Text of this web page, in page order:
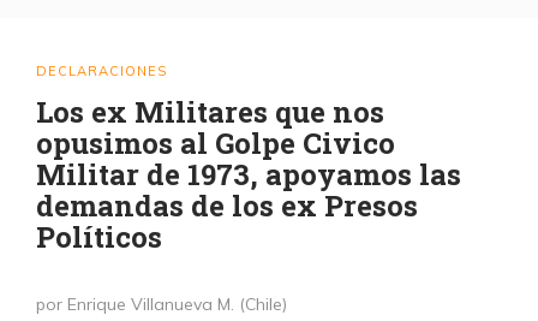
DECLARACIONES
Los ex Militares que nos
opusimos al Golpe Civico
Militar de 1973, apoyamos las
demandas de los ex Presos
Políticos
por Enrique Villanueva M. (Chile)